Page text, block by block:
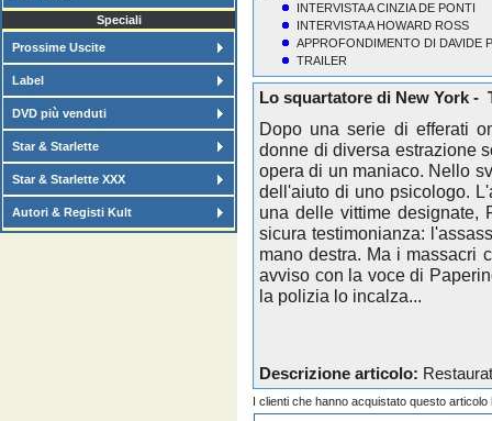
Speciali
Prossime Uscite
Label
DVD più venduti
Star & Starlette
Star & Starlette XXX
Autori & Registi Kult
INTERVISTA A CINZIA DE PONTI
INTERVISTA A HOWARD ROSS
APPROFONDIMENTO DI DAVIDE
TRAILER
Lo squartatore di New York -
Dopo una serie di efferati
donne di diversa estrazione
opera di un maniaco. Nello
dell'aiuto di uno psicologo.
una delle vittime designate,
sicura testimonianza:
mano destra. Ma i massacri
avviso con la voce di
la polizia lo incalza...
Descrizione articolo:
I clienti che hanno acquistato questo